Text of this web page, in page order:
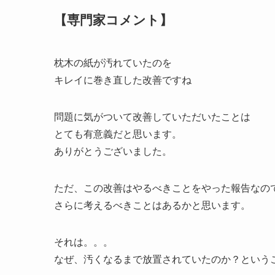
【専門家コメント】
枕木の紙が汚れていたのを
キレイに巻き直した改善ですね
問題に気がついて改善していただいたことは
とても有意義だと思います。
ありがとうございました。
ただ、この改善はやるべきことをやった報告なの
さらに考えるべきことはあるかと思います。
それは。。。
なぜ、汚くなるまで放置されていたのか？という